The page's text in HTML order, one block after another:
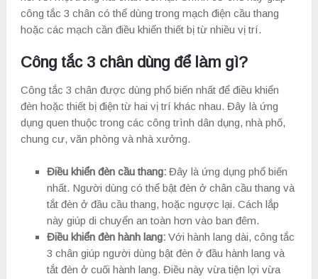
công tắc 3 chân có thể dùng trong mạch điện cầu thang
hoặc các mạch cần điều khiển thiết bị từ nhiều vị trí.
Công tắc 3 chân dùng để làm gì?
Công tắc 3 chân được dùng phổ biến nhất để điều khiển
đèn hoặc thiết bị điện từ hai vị trí khác nhau. Đây là ứng
dụng quen thuộc trong các công trình dân dụng, nhà phố,
chung cư, văn phòng và nhà xưởng.
Điều khiển đèn cầu thang: Đây là ứng dụng phổ biến
nhất. Người dùng có thể bật đèn ở chân cầu thang và
tắt đèn ở đầu cầu thang, hoặc ngược lại. Cách lắp
này giúp di chuyển an toàn hơn vào ban đêm.
Điều khiển đèn hành lang: Với hành lang dài, công tắc
3 chân giúp người dùng bật đèn ở đầu hành lang và
tắt đèn ở cuối hành lang. Điều này vừa tiện lợi vừa